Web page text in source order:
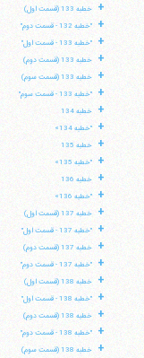
+ خطبه 133 (قسمت اول)
+ "خطبه 132 - قسمت دوم"
+ "خطبه 133 - قسمت اول"
+ خطبه 133 (قسمت دوم)
+ خطبه 133 (قسمت سوم)
+ "خطبه 133 - قسمت سوم"
+ خطبه 134
+ "خطبه 134»
+ خطبه 135
+ "خطبه 135»
+ خطبه 136
+ "خطبه 136»
+ خطبه 137 (قسمت اول)
+ "خطبه 137 - قسمت اول"
+ خطبه 137 (قسمت دوم)
+ "خطبه 137 - قسمت دوم"
+ خطبه 138 (قسمت اول)
+ "خطبه 138 - قسمت اول"
+ خطبه 138 (قسمت دوم)
+ "خطبه 138 - قسمت دوم"
+ خطبه 138 (قسمت سوم)